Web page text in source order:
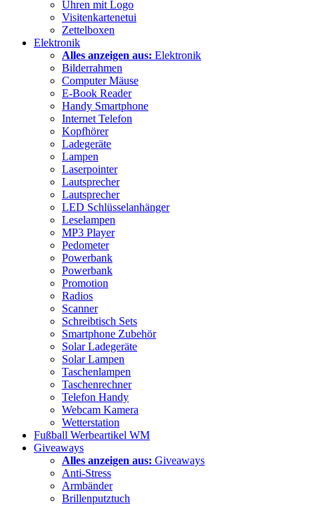
Uhren mit Logo
Visitenkartenetui
Zettelboxen
Elektronik
Alles anzeigen aus: Elektronik
Bilderrahmen
Computer Mäuse
E-Book Reader
Handy Smartphone
Internet Telefon
Kopfhörer
Ladegeräte
Lampen
Laserpointer
Lautsprecher
Lautsprecher
LED Schlüsselanhänger
Leselampen
MP3 Player
Pedometer
Powerbank
Powerbank
Promotion
Radios
Scanner
Schreibtisch Sets
Smartphone Zubehör
Solar Ladegeräte
Solar Lampen
Taschenlampen
Taschenrechner
Telefon Handy
Webcam Kamera
Wetterstation
Fußball Werbeartikel WM
Giveaways
Alles anzeigen aus: Giveaways
Anti-Stress
Armbänder
Brillenputztuch